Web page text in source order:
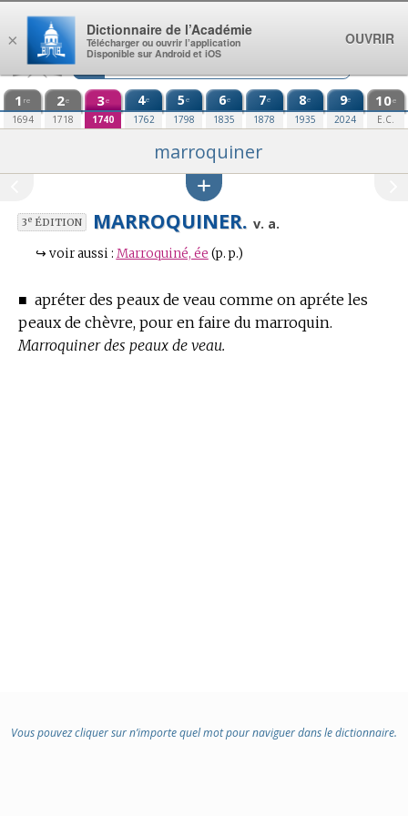
Aller au contenu
1 re
1694
2e
1718
3e
1740
4e
1762
5e
1798
6e
1835
7e
1878
8e
1935
9e
2024
10e
E.C.
marroquiner
3eÉDITION MARROQUINER. v. a.
↪ voir aussi : Marroquiné, ée (p. p.)
■ apréter des peaux de veau comme on apréte les
peaux de chèvre, pour en faire du marroquin.
Marroquiner des peaux de veau.
Vous pouvez cliquer sur n’importe quel mot pour naviguer dans le dictionnaire.
×
Dictionnaire de l’Académie
Télécharger ou ouvrir l’application
Disponible sur Android et iOS
OUVRIR